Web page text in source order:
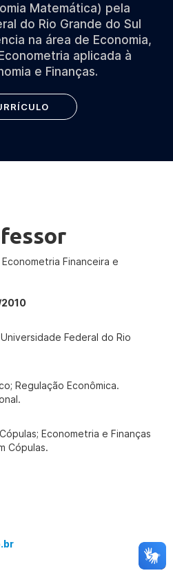
Matemática) pela
do Rio Grande do Sul
na área de Economia,
aplicada à
e Finanças.
Financeira e
Federal do Rio
Regulação Econômica.
Econometria e Finanças
Cópulas.